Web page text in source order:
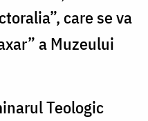
care se va
a Muzeului
Teologic